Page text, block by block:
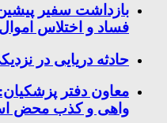
بازداشت سفیر
فساد و اختلاس اموال
حادثه دریایی در
معاون دفتر
واهی و کذب محض